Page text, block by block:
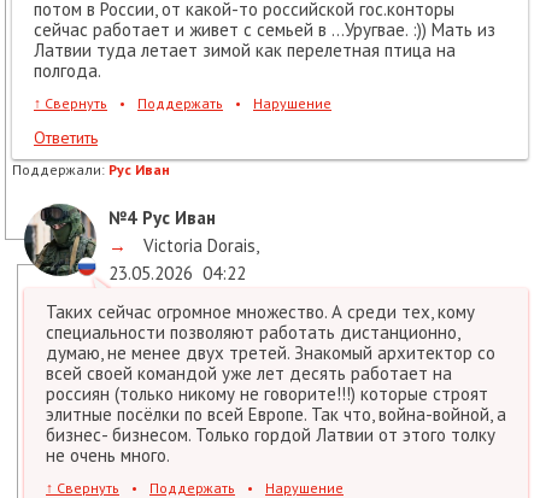
потом в России, от какой-то российской гос.конторы
сейчас работает и живет с семьей в ...Уругвае. :)) Мать из
Латвии туда летает зимой как перелетная птица на
полгода.
↑ Свернуть • Поддержать • Нарушение
Ответить
Поддержали: Рус Иван
№4 Рус Иван
→
Victoria Dorais
23.05.2026 04:22
Таких сейчас огромное множество. А среди тех, кому
специальности позволяют работать дистанционно,
думаю, не менее двух третей. Знакомый архитектор со
всей своей командой уже лет десять работает на
россиян (только никому не говорите!!!) которые строят
элитные посёлки по всей Европе. Так что, война-войной, а
бизнес- бизнесом. Только гордой Латвии от этого толку
не очень много.
↑ Свернуть • Поддержать • Нарушение